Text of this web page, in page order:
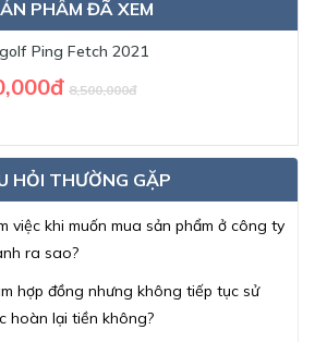
PHẨM ĐÃ XEM
Ping Fetch 2021
8,500,000đ
HỎI THƯỜNG GẶP
việc khi muốn mua sản phẩm ở công ty
ra sao?
hợp đồng nhưng không tiếp tục sử
hoàn lại tiền không?